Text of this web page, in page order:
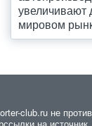
увеличивают
мировом
club.ru не